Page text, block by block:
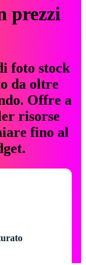
prezzi
foto stock
da oltre
Offre a
risorse
fino al